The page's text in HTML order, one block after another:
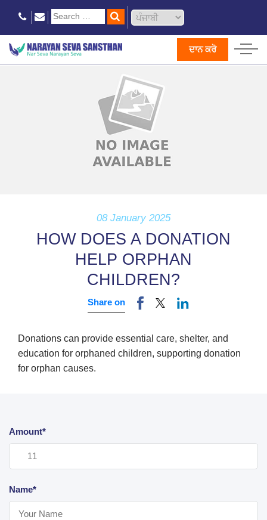
ਦਾਨ ਕਰੋ
08 January 2025
HOW DOES A DONATION
HELP ORPHAN
CHILDREN?
Share on
Donations can provide essential care, shelter, and
education for orphaned children, supporting donation
for orphan causes.
Amount*
Name*